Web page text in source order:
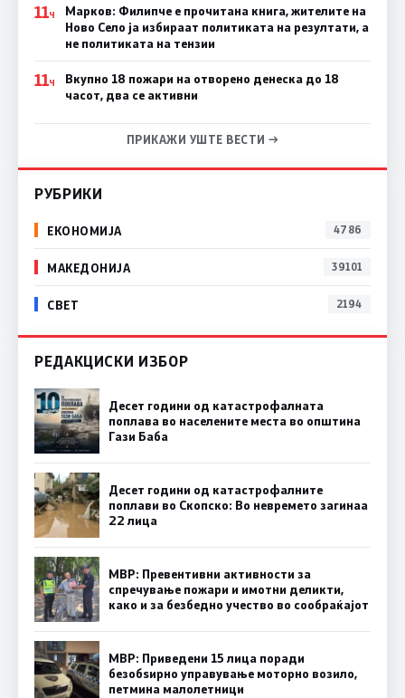
11Ч
Марков: Филипче е прочитана книга, жителите на
Ново Село ја избираат политиката на резултати, а
не политиката на тензии
11Ч
Вкупно 18 пожари на отворено денеска до 18
часот, два се активни
ПРИКАЖИ УШТЕ ВЕСТИ →
РУБРИКИ
ЕКОНОМИЈА 4786
МАКЕДОНИЈА 39101
СВЕТ 2194
РЕДАКЦИСКИ ИЗБОР
Десет години од катастрофалната
поплава во населените места во општина
Гази Баба
Десет години од катастрофалните
поплави во Скопско: Во невремето загинаа
22 лица
МВР: Превентивни активности за
спречување пожари и имотни деликти,
како и за безбедно учество во сообраќајот
МВР: Приведени 15 лица поради
безобѕирно управување моторно возило,
петмина малолетници